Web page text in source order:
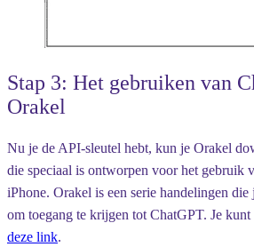
Stap 3: Het gebruiken van
Orakel
Nu je de API-sleutel hebt, kun je Orakel
die speciaal is ontworpen voor het gebruik
iPhone. Orakel is een serie handelingen
om toegang te krijgen tot ChatGPT. Je
deze link.